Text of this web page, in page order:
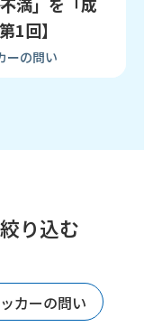
1回】
ーの問い
り込む
カーの問い